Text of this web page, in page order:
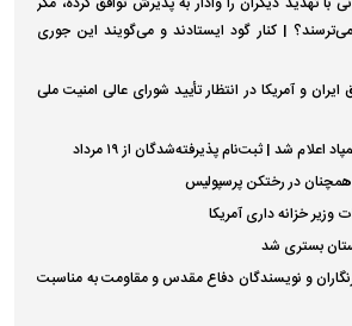
| کنار گود ایستادند و می‌گویند این جوری
و آمریکا در انتظار تأیید شورای عالی امنیت ملی
شد | ثبت‌نام پذیرفته‌شدگان از ۱۹ مرداد
در رختکن پرسپولیس
خزانه داری آمریکا
بستری شد
و نویسندگان دفاع مقدس و مقاومت به مناسبت